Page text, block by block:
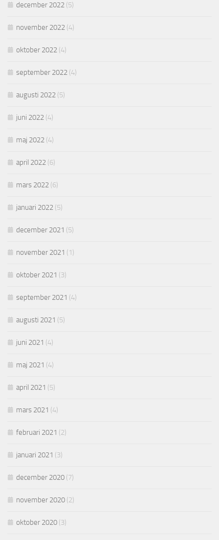
december 2022 (5)
november 2022 (4)
oktober 2022 (4)
september 2022 (4)
augusti 2022 (5)
juni 2022 (4)
maj 2022 (4)
april 2022 (6)
mars 2022 (6)
januari 2022 (5)
december 2021 (5)
november 2021 (1)
oktober 2021 (3)
september 2021 (4)
augusti 2021 (5)
juni 2021 (4)
maj 2021 (4)
april 2021 (5)
mars 2021 (4)
februari 2021 (2)
januari 2021 (3)
december 2020 (7)
november 2020 (2)
oktober 2020 (3)